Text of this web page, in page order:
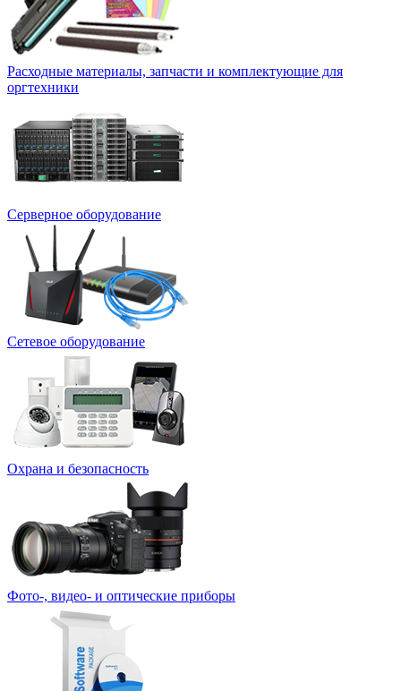
Расходные материалы, запчасти и комплектующие для
оргтехники
Серверное оборудование
Сетевое оборудование
Охрана и безопасность
Фото-, видео- и оптические приборы